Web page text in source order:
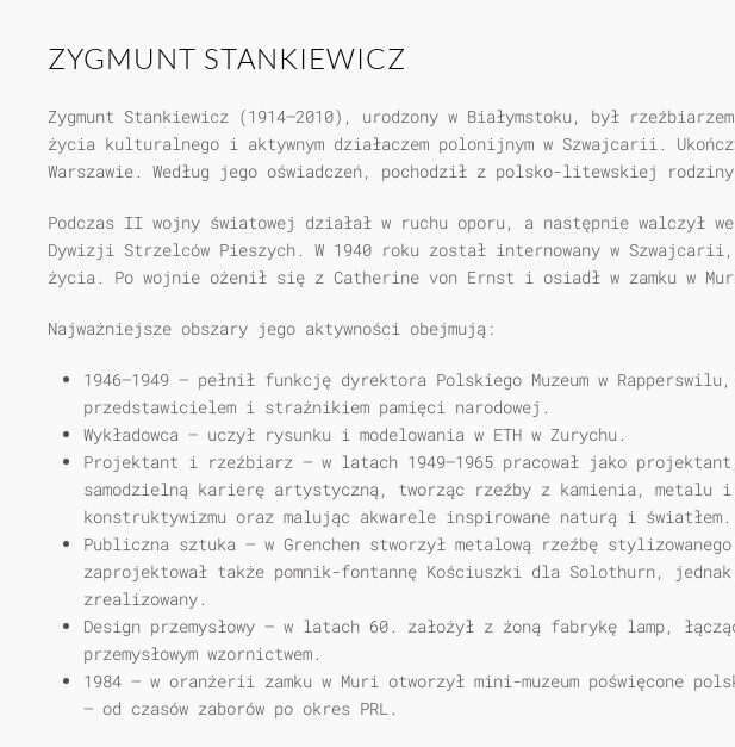
ZYGMUNT STANKIEWICZ
Zygmunt Stankiewicz (1914–2010), urodzony w Białymstoku, był
życia kulturalnego i aktywnym działaczem polonijnym w Szwajcarii.
Warszawie. Według jego oświadczeń, pochodził z polsko-litewskiej
Podczas II wojny światowej działał w ruchu oporu, a następnie walczył
Dywizji Strzelców Pieszych. W 1940 roku został internowany w
życia. Po wojnie ożenił się z Catherine von Ernst i osiadł w zamku w
Najważniejsze obszary jego aktywności obejmują:
1946–1949 – pełnił funkcję dyrektora Polskiego Muzeum w
przedstawicielem i strażnikiem pamięci narodowej.
Wykładowca – uczył rysunku i modelowania w ETH w Zurychu.
Projektant i rzeźbiarz – w latach 1949–1965 pracował jako
samodzielną karierę artystyczną, tworząc rzeźby z kamienia, metalu i
konstruktywizmu oraz malując akwarele inspirowane naturą i światłem.
Publiczna sztuka – w Grenchen stworzył metalową rzeźbę
zaprojektował także pomnik-fontannę Kościuszki dla Solothurn,
zrealizowany.
Design przemysłowy – w latach 60. założył z żoną fabrykę lamp,
przemysłowym wzornictwem.
1984 – w oranżerii zamku w Muri otworzył mini-muzeum poświęcone
– od czasów zaborów po okres PRL.